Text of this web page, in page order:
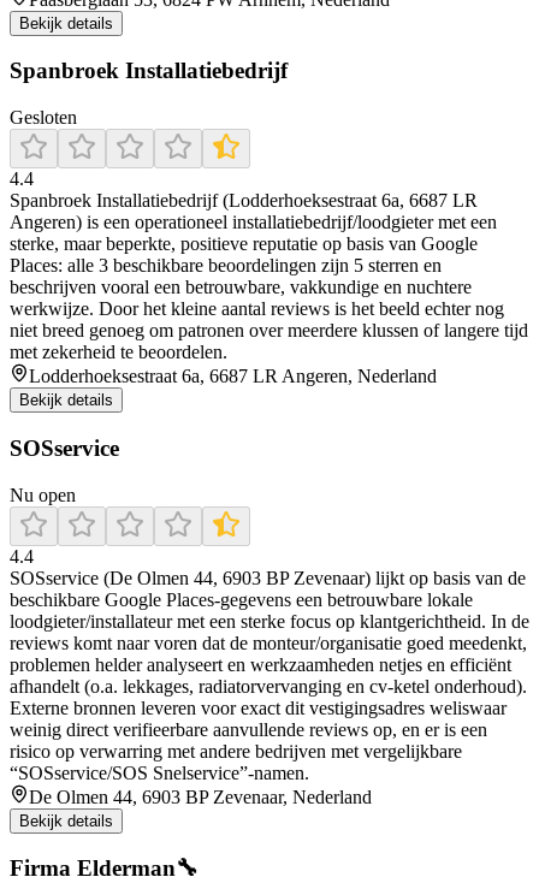
Bekijk details
Spanbroek Installatiebedrijf
Gesloten
4.4
Spanbroek Installatiebedrijf (Lodderhoeksestraat 6a, 6687 LR
Angeren) is een operationeel installatiebedrijf/loodgieter met een
sterke, maar beperkte, positieve reputatie op basis van Google
Places: alle 3 beschikbare beoordelingen zijn 5 sterren en
beschrijven vooral een betrouwbare, vakkundige en nuchtere
werkwijze. Door het kleine aantal reviews is het beeld echter nog
niet breed genoeg om patronen over meerdere klussen of langere tijd
met zekerheid te beoordelen.
Lodderhoeksestraat 6a, 6687 LR Angeren, Nederland
Bekijk details
SOSservice
Nu open
4.4
SOSservice (De Olmen 44, 6903 BP Zevenaar) lijkt op basis van de
beschikbare Google Places-gegevens een betrouwbare lokale
loodgieter/installateur met een sterke focus op klantgerichtheid. In de
reviews komt naar voren dat de monteur/organisatie goed meedenkt,
problemen helder analyseert en werkzaamheden netjes en efficiënt
afhandelt (o.a. lekkages, radiatorvervanging en cv-ketel onderhoud).
Externe bronnen leveren voor exact dit vestigingsadres weliswaar
weinig direct verifieerbare aanvullende reviews op, en er is een
risico op verwarring met andere bedrijven met vergelijkbare
“SOSservice/SOS Snelservice”-namen.
De Olmen 44, 6903 BP Zevenaar, Nederland
Bekijk details
Firma Elderman🔧